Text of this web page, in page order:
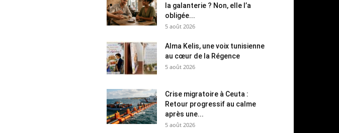
la galanterie ? Non, elle l’a
obligée...
5 août 2026
Alma Kelis, une voix tunisienne
au cœur de la Régence
5 août 2026
Crise migratoire à Ceuta :
Retour progressif au calme
après une...
5 août 2026